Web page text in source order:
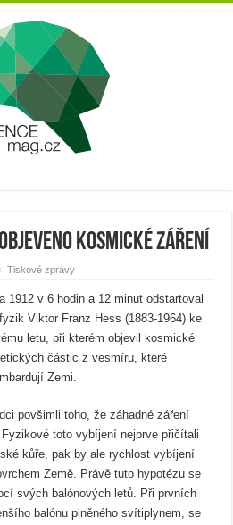
kosmické záření
Tiskové zprávy
1912 v 6 hodin a 12 minut odstartoval
Viktor Franz Hess (1883-1964) ke
letu, při kterém objevil kosmické
částic z vesmíru, které
Zemi.
povšimli toho, že záhadné záření
toto vybíjení nejprve přičítali
kůře, pak by ale rychlost vybíjení
Země. Právě tuto hypotézu se
svých balónových letů. Při prvních
balónu plněného svítiplynem, se